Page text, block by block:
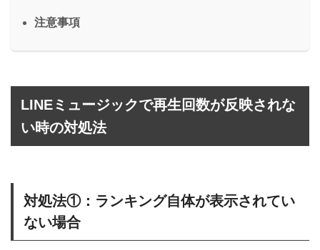
注意事項
LINEミュージックで再生回数が反映されな
い時の対処法
対処法①：ランキング自体が表示されてい
ない場合